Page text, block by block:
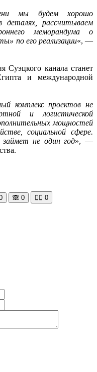
мы будем хорошо
деталях, рассчитываем
меморандума о
по его реализации«, —
Суэцкого канала станет
и международной
комплекс проектов не
и логистической
мощностей
социальной сфере.
не один год», —
🙈 0 🧘‍♀️ 0